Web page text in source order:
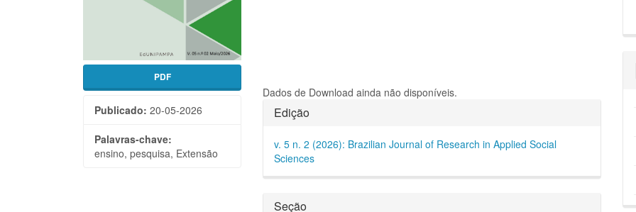
PDF
Publicado: 20-05-2026
Palavras-chave:
ensino, pesquisa, Extensão
Dados de Download ainda não disponíveis.
Detalhes
do
artigo
Edição
v. 5 n. 2 (2026): Brazilian Journal of Research in Applied Social
Sciences
Seção